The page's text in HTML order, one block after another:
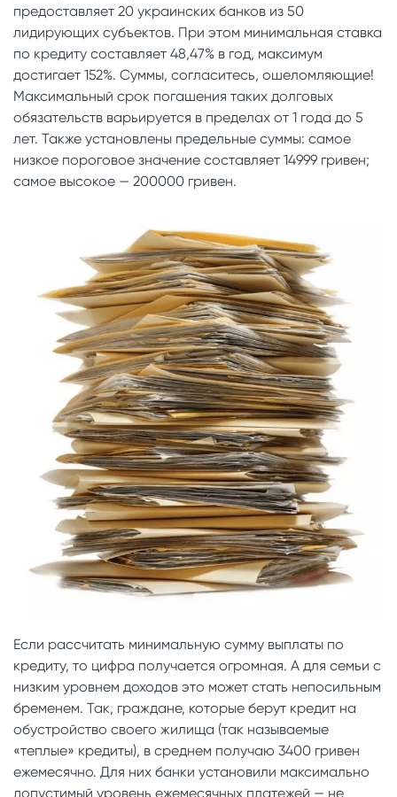
предоставляет 20 украинских банков из 50
лидирующих субъектов. При этом минимальная ставка
по кредиту составляет 48,47% в год, максимум
достигает 152%. Суммы, согласитесь, ошеломляющие!
Максимальный срок погашения таких долговых
обязательств варьируется в пределах от 1 года до 5
лет. Также установлены предельные суммы: самое
низкое пороговое значение составляет 14999 гривен;
самое высокое — 200000 гривен.
Если рассчитать минимальную сумму выплаты по
кредиту, то цифра получается огромная. А для семьи с
низким уровнем доходов это может стать непосильным
бременем. Так, граждане, которые берут кредит на
обустройство своего жилища (так называемые
«теплые» кредиты), в среднем получаю 3400 гривен
ежемесячно. Для них банки установили максимально
допустимый уровень ежемесячных платежей — не